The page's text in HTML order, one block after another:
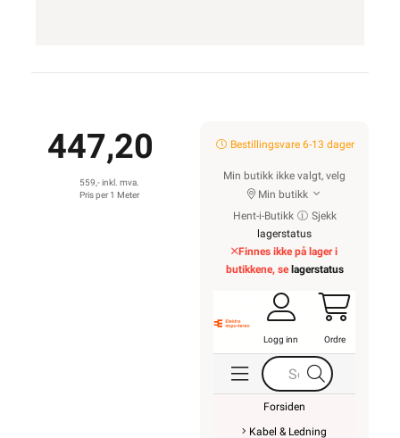
447,20
559,- inkl. mva.
Pris per 1 Meter
Bestillingsvare 6-13 dager
Min butikk ikke valgt, velg
Min butikk
Hent-i-Butikk
Sjekk
lagerstatus
Finnes ikke på lager i
butikkene, se lagerstatus
Logg inn Ordre
Forsiden
Kabel & Ledning